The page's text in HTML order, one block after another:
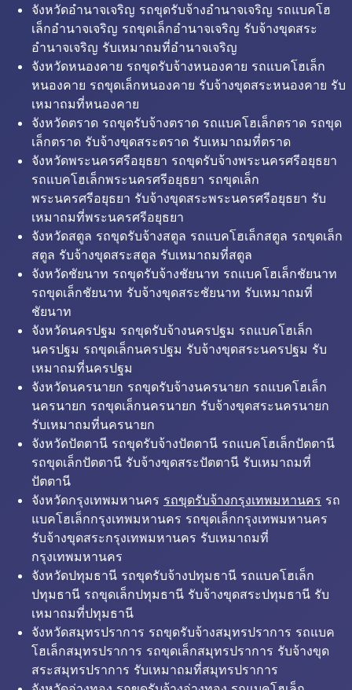
จังหวัดอำนาจเจริญ รถขุดรับจ้างอำนาจเจริญ รถแบคโฮ
เล็กอำนาจเจริญ รถขุดเล็กอำนาจเจริญ รับจ้างขุดสระ
อำนาจเจริญ รับเหมาถมที่อำนาจเจริญ
จังหวัดหนองคาย รถขุดรับจ้างหนองคาย รถแบคโฮเล็ก
หนองคาย รถขุดเล็กหนองคาย รับจ้างขุดสระหนองคาย รับ
เหมาถมที่หนองคาย
จังหวัดตราด รถขุดรับจ้างตราด รถแบคโฮเล็กตราด รถขุด
เล็กตราด รับจ้างขุดสระตราด รับเหมาถมที่ตราด
จังหวัดพระนครศรีอยุธยา รถขุดรับจ้างพระนครศรีอยุธยา
รถแบคโฮเล็กพระนครศรีอยุธยา รถขุดเล็ก
พระนครศรีอยุธยา รับจ้างขุดสระพระนครศรีอยุธยา รับ
เหมาถมที่พระนครศรีอยุธยา
จังหวัดสตูล รถขุดรับจ้างสตูล รถแบคโฮเล็กสตูล รถขุดเล็ก
สตูล รับจ้างขุดสระสตูล รับเหมาถมที่สตูล
จังหวัดชัยนาท รถขุดรับจ้างชัยนาท รถแบคโฮเล็กชัยนาท
รถขุดเล็กชัยนาท รับจ้างขุดสระชัยนาท รับเหมาถมที่
ชัยนาท
จังหวัดนครปฐม รถขุดรับจ้างนครปฐม รถแบคโฮเล็ก
นครปฐม รถขุดเล็กนครปฐม รับจ้างขุดสระนครปฐม รับ
เหมาถมที่นครปฐม
จังหวัดนครนายก รถขุดรับจ้างนครนายก รถแบคโฮเล็ก
นครนายก รถขุดเล็กนครนายก รับจ้างขุดสระนครนายก
รับเหมาถมที่นครนายก
จังหวัดปัตตานี รถขุดรับจ้างปัตตานี รถแบคโฮเล็กปัตตานี
รถขุดเล็กปัตตานี รับจ้างขุดสระปัตตานี รับเหมาถมที่
ปัตตานี
จังหวัดกรุงเทพมหานคร รถขุดรับจ้างกรุงเทพมหานคร รถ
แบคโฮเล็กกรุงเทพมหานคร รถขุดเล็กกรุงเทพมหานคร
รับจ้างขุดสระกรุงเทพมหานคร รับเหมาถมที่
กรุงเทพมหานคร
จังหวัดปทุมธานี รถขุดรับจ้างปทุมธานี รถแบคโฮเล็ก
ปทุมธานี รถขุดเล็กปทุมธานี รับจ้างขุดสระปทุมธานี รับ
เหมาถมที่ปทุมธานี
จังหวัดสมุทรปราการ รถขุดรับจ้างสมุทรปราการ รถแบค
โฮเล็กสมุทรปราการ รถขุดเล็กสมุทรปราการ รับจ้างขุด
สระสมุทรปราการ รับเหมาถมที่สมุทรปราการ